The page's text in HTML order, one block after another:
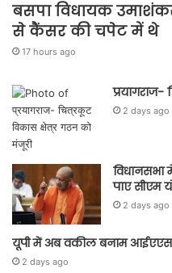
बसपा विधायक
से कैंसर की चपेट में थे
17 hours ago
प्रयागराज-
2 days ago
विधानसभा
पाए सीएम
2 days ago
यूपी में अब वकील बनाम आईएएस
2 days ago